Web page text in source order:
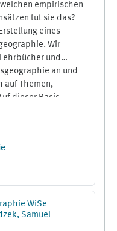
empirischen
tut sie das?
eines
Wir
und
an und
auf Themen,
dieser Basis
eine "Tool Box",
erlaubt.
WiSe
Samuel